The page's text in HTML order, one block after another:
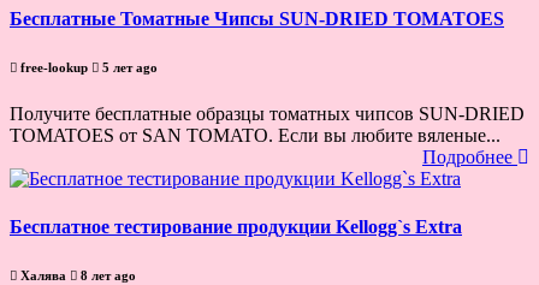
Бесплатные Томатные Чипсы SUN-DRIED TOMATOES
free-lookup 5 лет ago
Получите бесплатные образцы томатных чипсов SUN-DRIED
TOMATOES от SAN TOMATO. Если вы любите вяленые...
Подробнее
Бесплатное тестирование продукции Kellogg`s Extra
Халява 8 лет ago